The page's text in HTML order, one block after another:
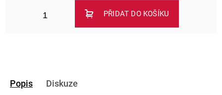
PŘIDAT DO KOŠÍKU
Popis Diskuze